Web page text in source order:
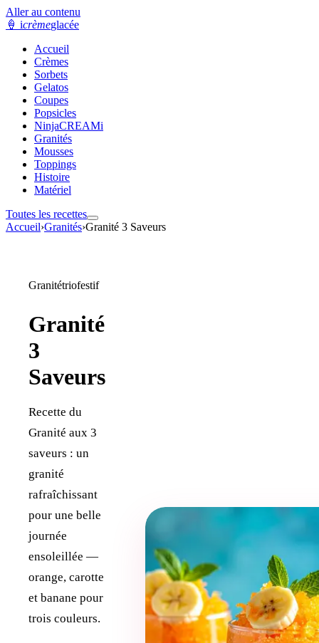
Aller au contenu
🍦 icrèmeglacée
Accueil
Crèmes
Sorbets
Gelatos
Coupes
Popsicles
NinjaCREAMi
Granités
Mousses
Toppings
Histoire
Matériel
Toutes les recettes
Accueil›Granités›Granité 3 Saveurs
Granitétriofestif
Granité
3
Saveurs
Recette du
Granité aux 3
saveurs : un
granité
rafraîchissant
pour une belle
journée
ensoleillée —
orange, carotte
et banane pour
trois couleurs.